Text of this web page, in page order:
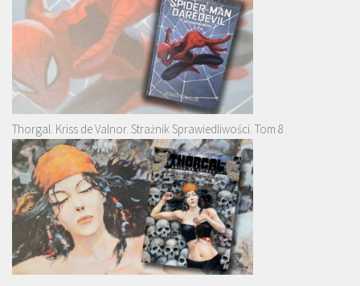
Thorgal. Kriss de Valnor. Strażnik Sprawiedliwości. Tom 8